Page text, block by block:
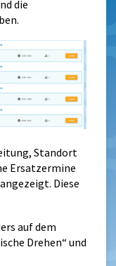
die
Standort
Ersatzermine
Diese
auf dem
Drehen“ und